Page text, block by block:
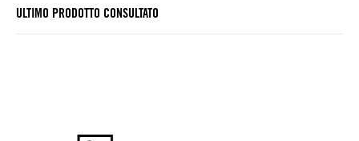
ULTIMO PRODOTTO CONSULTATO